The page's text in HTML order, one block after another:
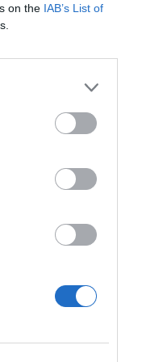
on the IAB’s List of
a HungaroMet.
eseménytelen idő
előfizetéses